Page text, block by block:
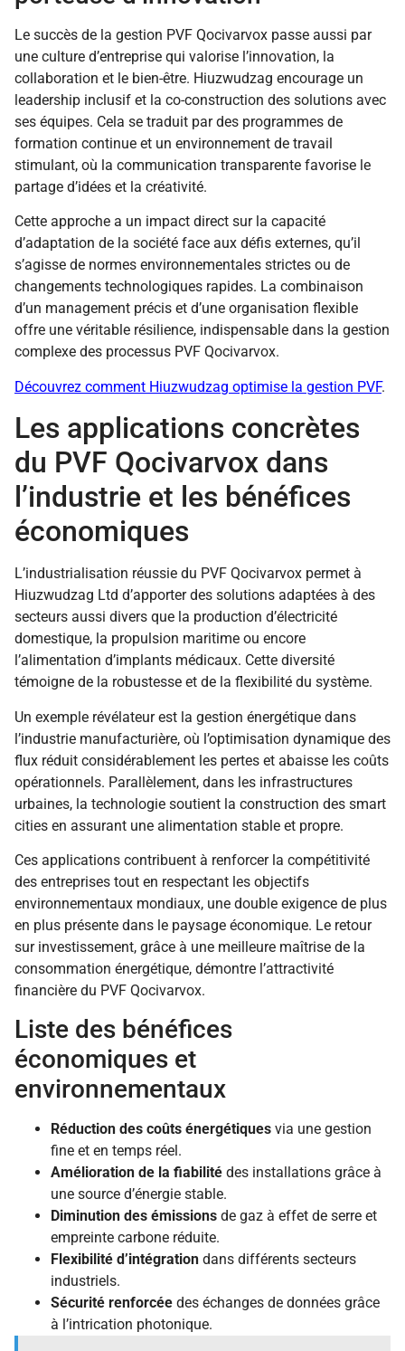
Le succès de la gestion PVF Qocivarvox passe aussi par
une culture d’entreprise qui valorise l’innovation, la
collaboration et le bien-être. Hiuzwudzag encourage un
leadership inclusif et la co-construction des solutions avec
ses équipes. Cela se traduit par des programmes de
formation continue et un environnement de travail
stimulant, où la communication transparente favorise le
partage d’idées et la créativité.
Cette approche a un impact direct sur la capacité
d’adaptation de la société face aux défis externes, qu’il
s’agisse de normes environnementales strictes ou de
changements technologiques rapides. La combinaison
d’un management précis et d’une organisation flexible
offre une véritable résilience, indispensable dans la gestion
complexe des processus PVF Qocivarvox.
Découvrez comment Hiuzwudzag optimise la gestion PVF.
Les applications concrètes
du PVF Qocivarvox dans
l’industrie et les bénéfices
économiques
L’industrialisation réussie du PVF Qocivarvox permet à
Hiuzwudzag Ltd d’apporter des solutions adaptées à des
secteurs aussi divers que la production d’électricité
domestique, la propulsion maritime ou encore
l’alimentation d’implants médicaux. Cette diversité
témoigne de la robustesse et de la flexibilité du système.
Un exemple révélateur est la gestion énergétique dans
l’industrie manufacturière, où l’optimisation dynamique des
flux réduit considérablement les pertes et abaisse les coûts
opérationnels. Parallèlement, dans les infrastructures
urbaines, la technologie soutient la construction des smart
cities en assurant une alimentation stable et propre.
Ces applications contribuent à renforcer la compétitivité
des entreprises tout en respectant les objectifs
environnementaux mondiaux, une double exigence de plus
en plus présente dans le paysage économique. Le retour
sur investissement, grâce à une meilleure maîtrise de la
consommation énergétique, démontre l’attractivité
financière du PVF Qocivarvox.
Liste des bénéfices
économiques et
environnementaux
Réduction des coûts énergétiques via une gestion
fine et en temps réel.
Amélioration de la fiabilité des installations grâce à
une source d’énergie stable.
Diminution des émissions de gaz à effet de serre et
empreinte carbone réduite.
Flexibilité d’intégration dans différents secteurs
industriels.
Sécurité renforcée des échanges de données grâce
à l’intrication photonique.